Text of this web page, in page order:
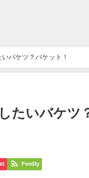
バケツ？バケット！
たいバケツ
Feedly